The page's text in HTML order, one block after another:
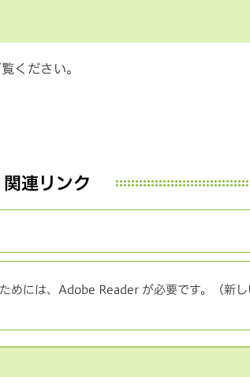
ください。
関連リンク
めには、Adobe Reader が必要です。（新